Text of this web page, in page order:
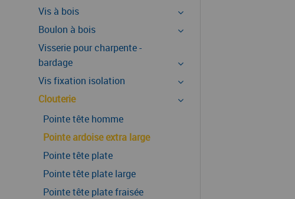
Vis à bois
Boulon à bois
Visserie pour charpente -
bardage
Vis fixation isolation
Clouterie
Pointe tête homme
Pointe ardoise extra large
Pointe tête plate
Pointe tête plate large
Pointe tête plate fraisée